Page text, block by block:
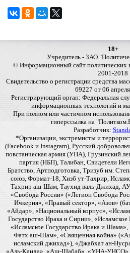
18+
Учредитель - ЗАО
© Информационный сайт политических
2001-2018
Свидетельство о регистрации средства
69227 от 06
Регистрирующий орган: Федеральная
информационных технологий и
При полном или частичном
гиперссылка на
Разработчик:
*Организации, экстремисты и
(Facebook и Instagram), Русский
повстанческая армия (УПА), Грузинский
партия (НБП), Талибан, Свидетели
Братство, Артподготовка, Тризуб им.
союз, Формат-18, Хизб ут-Тахрир,
Тахрир аш-Шам, Таухид валь-Джихад,
«Свобода России» («Легион Свобода
Ичкерия», «Правый сектор», «Азов»
«Айдар», «Национальный корпус»,
Государство Ирака и Сирии», «Исламское
«Исламское Государство Ирака и
Фатх аш-Шам», «Священная война»
исламский джихад»), «Джабхат ан-
«Аль-Каида», «Аш-Шабаб», «УНА-УНСО»,